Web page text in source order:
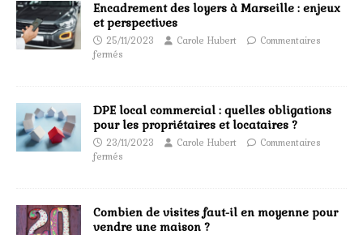
Encadrement des loyers à Marseille : enjeux
et perspectives
25/11/2023 Carole Hubert
Commentaires
fermés
DPE local commercial : quelles obligations
pour les propriétaires et locataires ?
23/11/2023 Carole Hubert
Commentaires
fermés
Combien de visites faut-il en moyenne pour
vendre une maison ?